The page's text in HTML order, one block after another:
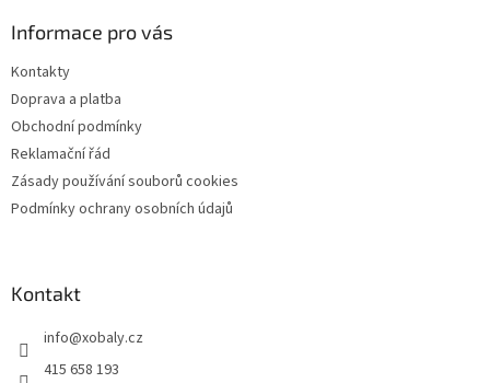
Informace pro vás
Kontakty
Doprava a platba
Obchodní podmínky
Reklamační řád
Zásady používání souborů cookies
Podmínky ochrany osobních údajů
Kontakt
info@xobaly.cz
415 658 193